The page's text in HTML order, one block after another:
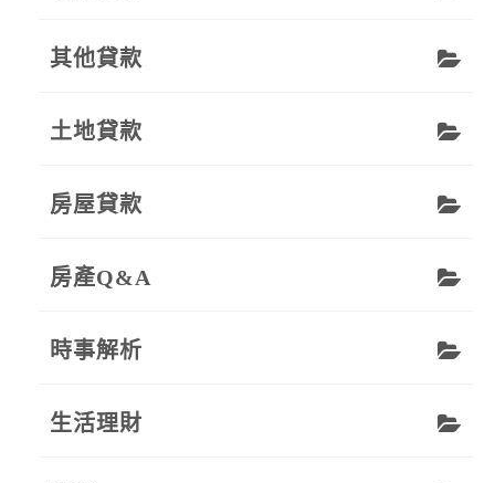
其他貸款
土地貸款
房屋貸款
房產Q&A
時事解析
生活理財